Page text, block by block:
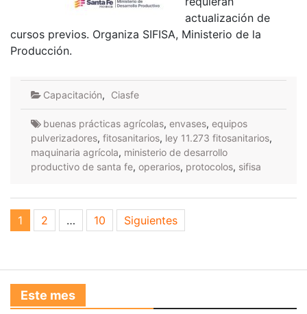
actualización de
cursos previos. Organiza SIFISA, Ministerio de la
Producción.
Capacitación, Ciasfe
buenas prácticas agrícolas, envases, equipos
pulverizadores, fitosanitarios, ley 11.273 fitosanitarios,
maquinaria agrícola, ministerio de desarrollo
productivo de santa fe, operarios, protocolos, sifisa
Paginación
de
1 2 … 10 Siguientes
Este mes